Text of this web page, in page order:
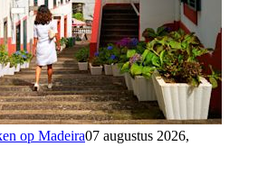
op Madeira07 augustus 2026,